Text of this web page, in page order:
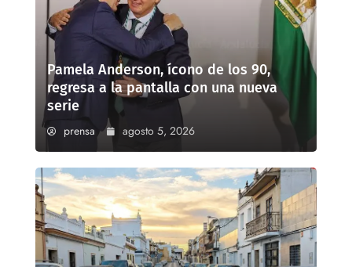
Pamela Anderson, ícono de los 90,
regresa a la pantalla con una nueva
serie
prensa agosto 5, 2026